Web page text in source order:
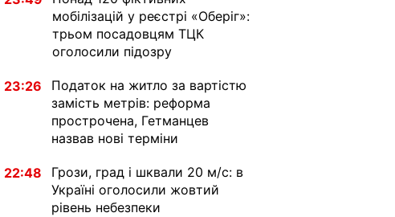
мобілізацій у реєстрі «Оберіг»:
трьом посадовцям ТЦК
оголосили підозру
23:26
Податок на житло за вартістю
замість метрів: реформа
прострочена, Гетманцев
назвав нові терміни
22:48
Грози, град і шквали 20 м/с: в
Україні оголосили жовтий
рівень небезпеки